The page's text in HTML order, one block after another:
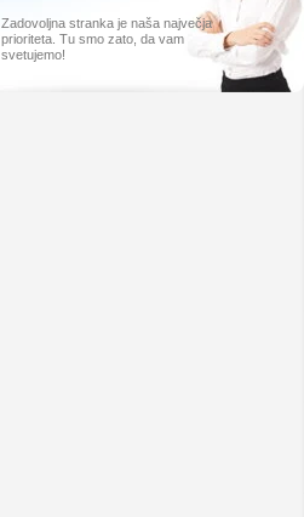
Zadovoljna stranka je naša največja
prioriteta. Tu smo zato, da vam
svetujemo!